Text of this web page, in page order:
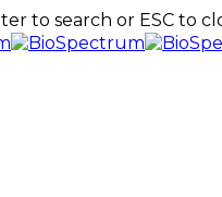
to search or ESC to